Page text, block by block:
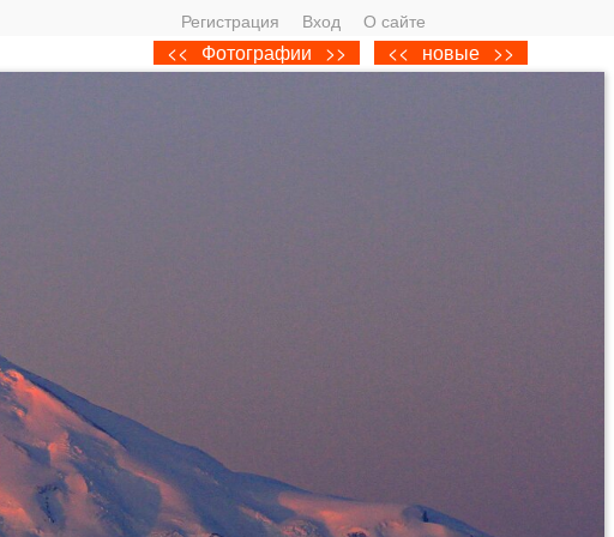
Регистрация Вход О сайте
<< новые >>
<< Фотографии >>